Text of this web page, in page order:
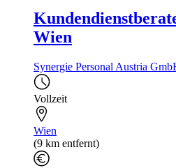
Wien
Synergie Personal Austria
Vollzeit
Wien
(9 km entfernt)